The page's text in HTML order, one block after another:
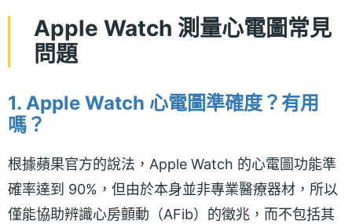
Apple Watch 測量心電圖常見
問題
1. Apple Watch 心電圖準確度？有用
嗎？
根據蘋果官方的說法，Apple Watch 的心電圖功能準
確率達到 90%，但由於本身並非專業醫療器材，所以
僅能協助辨識心房顫動（AFib）的徵兆，而不包括其